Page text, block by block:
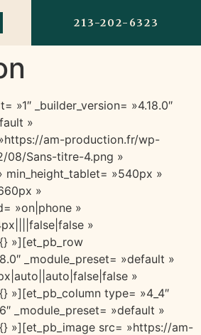
213-202-6323
»1″ _builder_version= »4.18.0″
»
am-production.fr/wp-
08/Sans-titre-4.png »
min_height_tablet= »540px »
»
»on|phone »
»
»][et_pb_row
_module_preset= »default »
»
»][et_pb_column type= »4_4″
_module_preset= »default »
»][et_pb_image src= »https://am-